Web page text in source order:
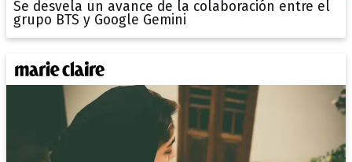
Se desvela un avance de la colaboración entre el
grupo BTS y Google Gemini